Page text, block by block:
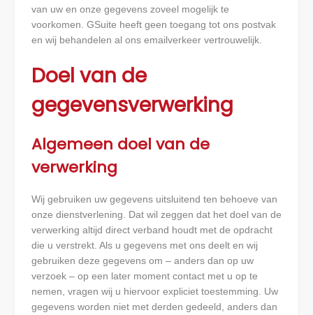
van uw en onze gegevens zoveel mogelijk te
voorkomen. GSuite heeft geen toegang tot ons postvak
en wij behandelen al ons emailverkeer vertrouwelijk.
Doel van de
gegevensverwerking
Algemeen doel van de
verwerking
Wij gebruiken uw gegevens uitsluitend ten behoeve van
onze dienstverlening. Dat wil zeggen dat het doel van de
verwerking altijd direct verband houdt met de opdracht
die u verstrekt. Als u gegevens met ons deelt en wij
gebruiken deze gegevens om – anders dan op uw
verzoek – op een later moment contact met u op te
nemen, vragen wij u hiervoor expliciet toestemming. Uw
gegevens worden niet met derden gedeeld, anders dan